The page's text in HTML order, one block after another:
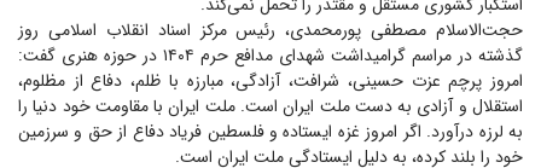
حجت‌الاسلام مصطفی پورمحمدی، رئیس مرکز اسناد انقلاب اسلامی روز
گذشته در مراسم گرامیداشت شهدای مدافع حرم ۱۴۰۴ در حوزه هنری گفت:
امروز پرچم عزت حسینی، شرافت، آزادگی، مبارزه با ظلم، دفاع از مظلوم،
استقلال و آزادی به دست ملت ایران است. ملت ایران با مقاومت خود دنیا را
به لرزه درآورد. اگر امروز غزه ایستاده و فلسطین فریاد دفاع از حق و سرزمین
خود را بلند کرده، به دلیل ایستادگی ملت ایران است.